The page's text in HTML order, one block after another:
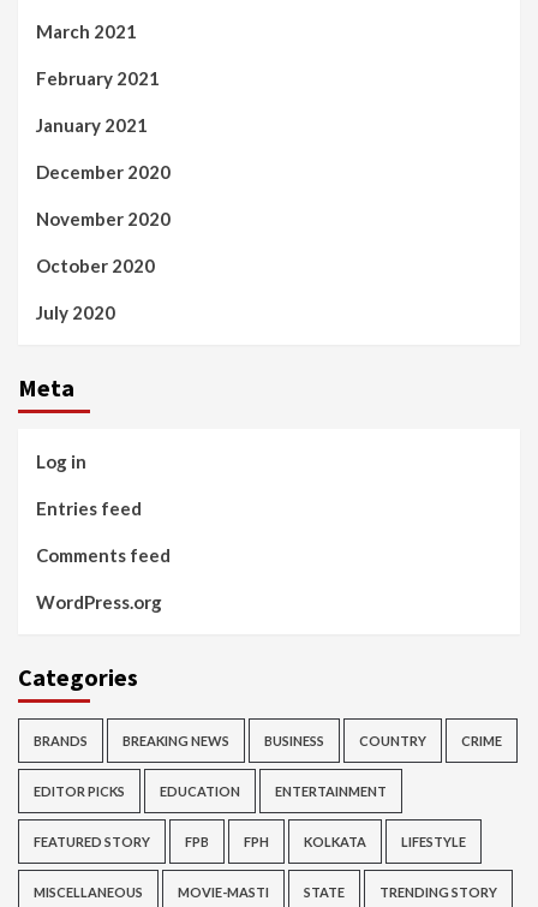
March 2021
February 2021
January 2021
December 2020
November 2020
October 2020
July 2020
Meta
Log in
Entries feed
Comments feed
WordPress.org
Categories
BRANDS BREAKING NEWS BUSINESS COUNTRY CRIME
EDITOR PICKS EDUCATION ENTERTAINMENT
FEATURED STORY FPB FPH KOLKATA LIFESTYLE
MISCELLANEOUS MOVIE-MASTI STATE TRENDING STORY